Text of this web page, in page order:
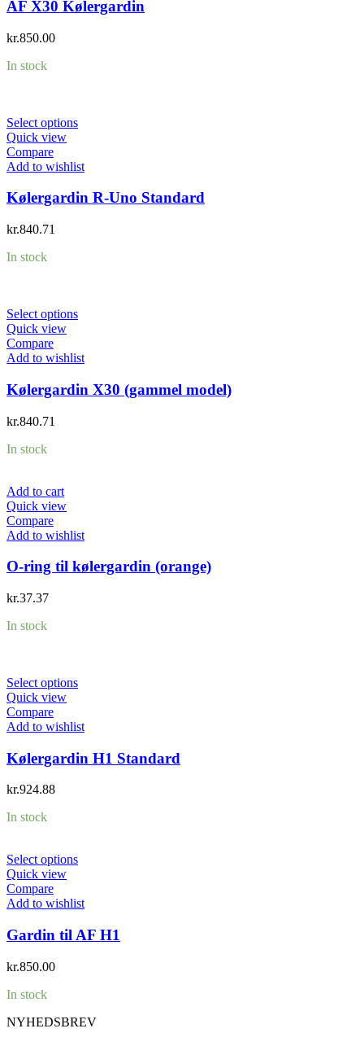
AF X30 Kølergardin
kr.850.00
In stock
Select options
Quick view
Compare
Add to wishlist
Kølergardin R-Uno Standard
kr.840.71
In stock
Select options
Quick view
Compare
Add to wishlist
Kølergardin X30 (gammel model)
kr.840.71
In stock
Add to cart
Quick view
Compare
Add to wishlist
O-ring til kølergardin (orange)
kr.37.37
In stock
Select options
Quick view
Compare
Add to wishlist
Kølergardin H1 Standard
kr.924.88
In stock
Select options
Quick view
Compare
Add to wishlist
Gardin til AF H1
kr.850.00
In stock
NYHEDSBREV